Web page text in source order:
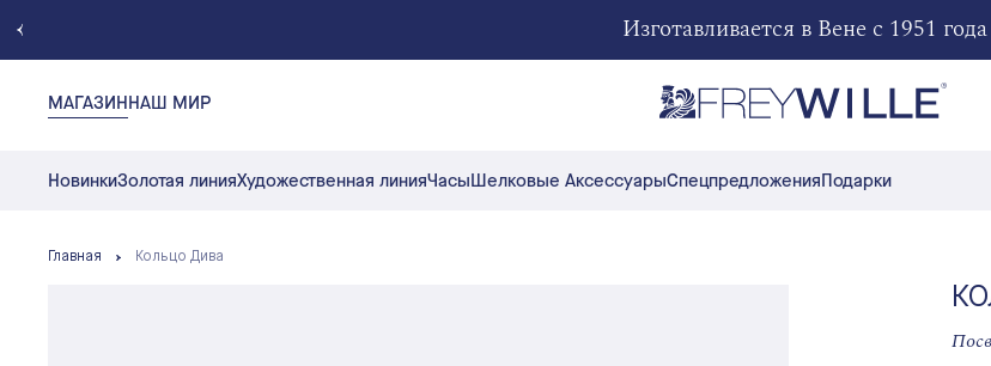
Изготавливается в Вене с 1951 года
МАГАЗИННАШ МИР
НовинкиЗолотая линияХудожественная линияЧасыШелковые АксессуарыСпецпредложенияПодарки
Главная Кольцо Дива